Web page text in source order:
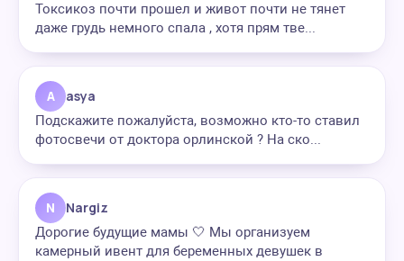
Токсикоз почти прошел и живот почти не тянет
даже грудь немного спала , хотя прям тве...
A asya
Подскажите пожалуйста, возможно кто-то ставил
фотосвечи от доктора орлинской ? На ско...
N Nargiz
Дорогие будущие мамы 🤍 Мы организуем
камерный ивент для беременных девушек в